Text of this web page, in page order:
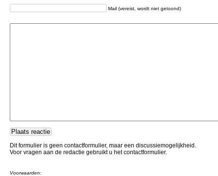
Mail (vereist, wordt niet getoond)
Dit formulier is geen contactformulier, maar een discussiemogelijkheid.
Voor vragen aan de redactie gebruikt u het contactformulier.
Voorwaarden: